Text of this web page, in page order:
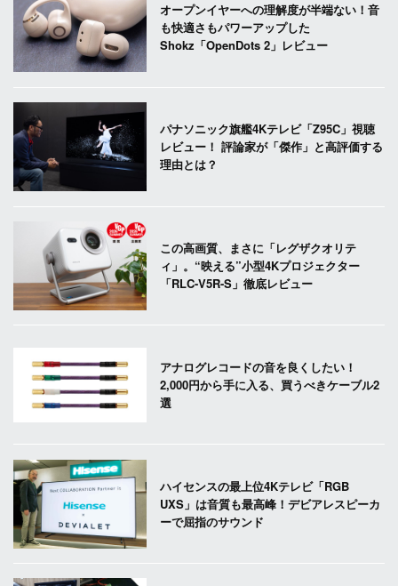
オープンイヤーへの理解度が半端ない！音
も快適さもパワーアップした
Shokz「OpenDots 2」レビュー
パナソニック旗艦4Kテレビ「Z95C」視聴
レビュー！ 評論家が「傑作」と高評価する
理由とは？
この高画質、まさに「レグザクオリテ
ィ」。“映える”小型4Kプロジェクター
「RLC-V5R-S」徹底レビュー
アナログレコードの音を良くしたい！
2,000円から手に入る、買うべきケーブル2
選
ハイセンスの最上位4Kテレビ「RGB
UXS」は音質も最高峰！デビアレスピーカ
ーで屈指のサウンド